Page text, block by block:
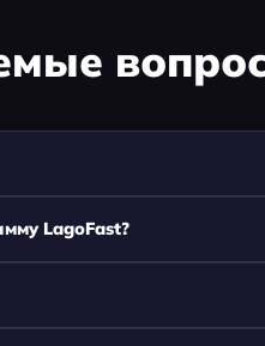
LagoFast?